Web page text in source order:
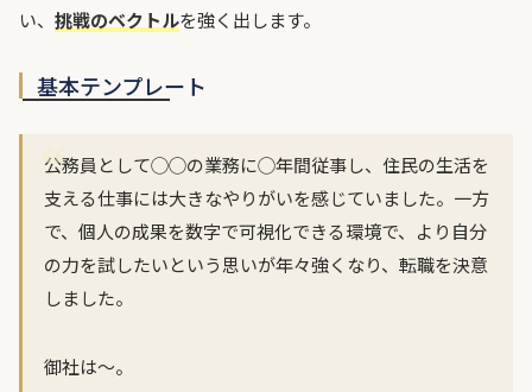
い、 挑戦のベクトルを強く出します。
基本テンプレート
公務員として◯◯の業務に◯年間従事し、住民の生活を
支える仕事には大きなやりがいを感じていました。一方
で、個人の成果を数字で可視化できる環境で、より自分
の力を試したいという思いが年々強くなり、転職を決意
しました。
御社は〜。